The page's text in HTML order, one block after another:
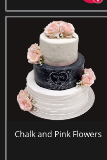
Chalk and Pink Flowers